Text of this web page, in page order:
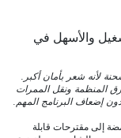
والأسهل في
لأنه شعر بأمان أكبر.
المنظمة ونقل الممرات
إضعاف البرنامج المهم.
إلى مقترحات قابلة